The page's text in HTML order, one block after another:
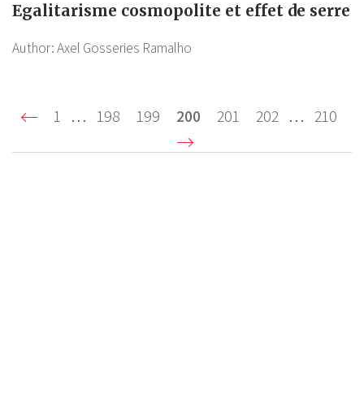
Egalitarisme cosmopolite et effet de serre
Author:Axel Gosseries Ramalho
Pagination
First
1 … Page
198 Page
199
Current
page
200 Page
201 Page
202 … Last
210
Suivant ›